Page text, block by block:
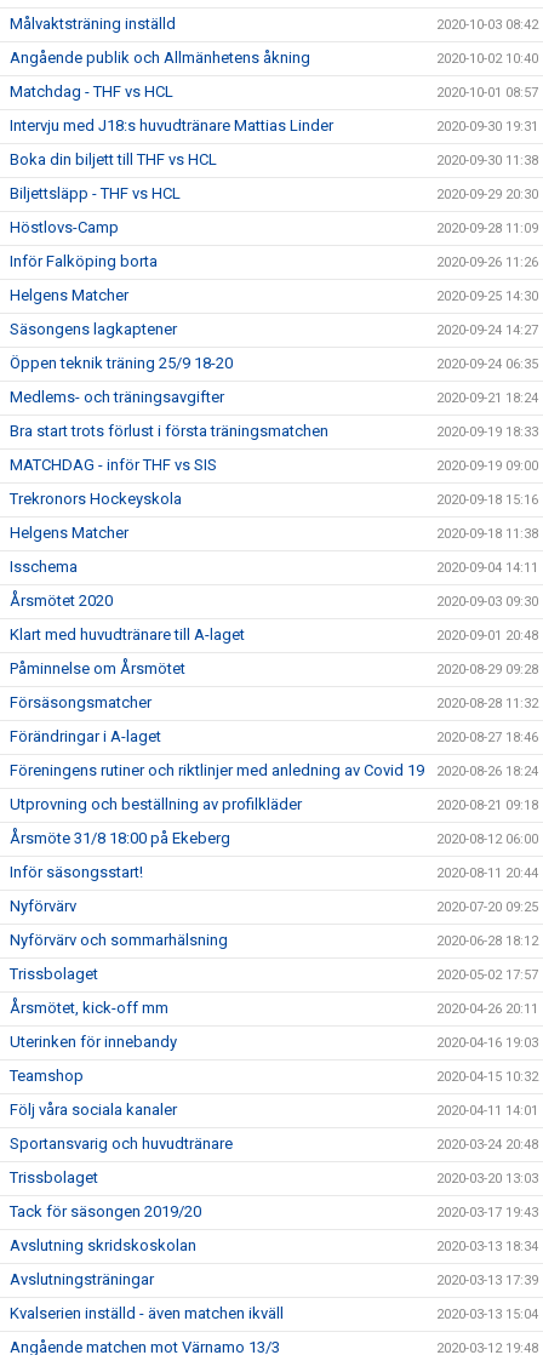
Målvaktsträning inställd 2020-10-03 08:42
Angående publik och Allmänhetens åkning 2020-10-02 10:40
Matchdag - THF vs HCL 2020-10-01 08:57
Intervju med J18:s huvudtränare Mattias Linder 2020-09-30 19:31
Boka din biljett till THF vs HCL 2020-09-30 11:38
Biljettsläpp - THF vs HCL 2020-09-29 20:30
Höstlovs-Camp 2020-09-28 11:09
Inför Falköping borta 2020-09-26 11:26
Helgens Matcher 2020-09-25 14:30
Säsongens lagkaptener 2020-09-24 14:27
Öppen teknik träning 25/9 18-20 2020-09-24 06:35
Medlems- och träningsavgifter 2020-09-21 18:24
Bra start trots förlust i första träningsmatchen 2020-09-19 18:33
MATCHDAG - inför THF vs SIS 2020-09-19 09:00
Trekronors Hockeyskola 2020-09-18 15:16
Helgens Matcher 2020-09-18 11:38
Isschema 2020-09-04 14:11
Årsmötet 2020 2020-09-03 09:30
Klart med huvudtränare till A-laget 2020-09-01 20:48
Påminnelse om Årsmötet 2020-08-29 09:28
Försäsongsmatcher 2020-08-28 11:32
Förändringar i A-laget 2020-08-27 18:46
Föreningens rutiner och riktlinjer med anledning av Covid 19 2020-08-26 18:24
Utprovning och beställning av profilkläder 2020-08-21 09:18
Årsmöte 31/8 18:00 på Ekeberg 2020-08-12 06:00
Inför säsongsstart! 2020-08-11 20:44
Nyförvärv 2020-07-20 09:25
Nyförvärv och sommarhälsning 2020-06-28 18:12
Trissbolaget 2020-05-02 17:57
Årsmötet, kick-off mm 2020-04-26 20:11
Uterinken för innebandy 2020-04-16 19:03
Teamshop 2020-04-15 10:32
Följ våra sociala kanaler 2020-04-11 14:01
Sportansvarig och huvudtränare 2020-03-24 20:48
Trissbolaget 2020-03-20 13:03
Tack för säsongen 2019/20 2020-03-17 19:43
Avslutning skridskoskolan 2020-03-13 18:34
Avslutningsträningar 2020-03-13 17:39
Kvalserien inställd - även matchen ikväll 2020-03-13 15:04
Angående matchen mot Värnamo 13/3 2020-03-12 19:48